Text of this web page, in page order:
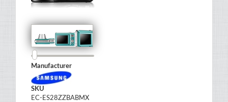
Manufacturer
SKU
EC-ES28ZZBABMX